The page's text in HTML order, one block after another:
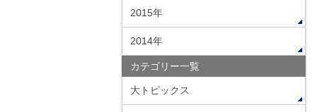
2015年
2014年
カテゴリー一覧
大トピックス